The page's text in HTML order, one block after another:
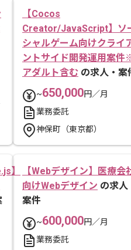
【Cocos
Creator/JavaScript】ソ
シャルゲーム向けクライ
ントサイド開発運用案件
アダルト含む の求人・案
~650,000円／月
業務委託
神保町（東京都）
】
【Webデザイン】医療会
向けWebデザイン の求人
案件
~600,000円／月
業務委託